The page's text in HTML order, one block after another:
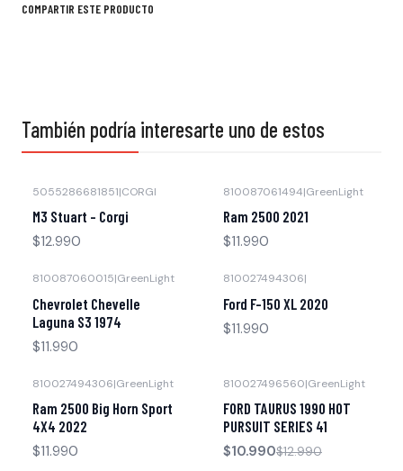
COMPARTIR ESTE PRODUCTO
También podría interesarte uno de estos
5055286681851|CORGI
M3 Stuart - Corgi
$12.990
810087061494|GreenLight
Ram 2500 2021
$11.990
810087060015|GreenLight
Chevrolet Chevelle
Laguna S3 1974
$11.990
810027494306|
Ford F-150 XL 2020
$11.990
810027494306|GreenLight
Ram 2500 Big Horn Sport
4X4 2022
$11.990
Agotado
810027496560|GreenLight
FORD TAURUS 1990 HOT
PURSUIT SERIES 41
$10.990$12.990